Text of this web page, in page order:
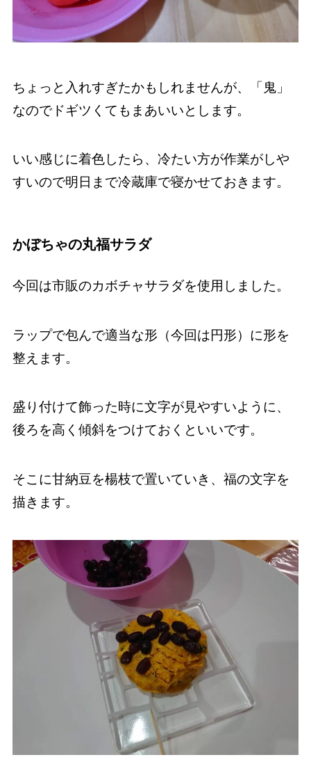
ちょっと入れすぎたかもしれませんが、「鬼」
なのでドギツくてもまあいいとします。
いい感じに着色したら、冷たい方が作業がしや
すいので明日まで冷蔵庫で寝かせておきます。
かぼちゃの丸福サラダ
今回は市販のカボチャサラダを使用しました。
ラップで包んで適当な形（今回は円形）に形を
整えます。
盛り付けて飾った時に文字が見やすいように、
後ろを高く傾斜をつけておくといいです。
そこに甘納豆を楊枝で置いていき、福の文字を
描きます。